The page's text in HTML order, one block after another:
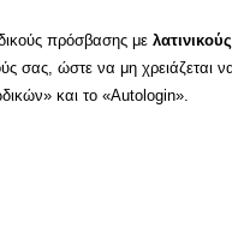
πρόσβασης με
σας, ώστε να μη χρειάζεται
και το «Autologin».